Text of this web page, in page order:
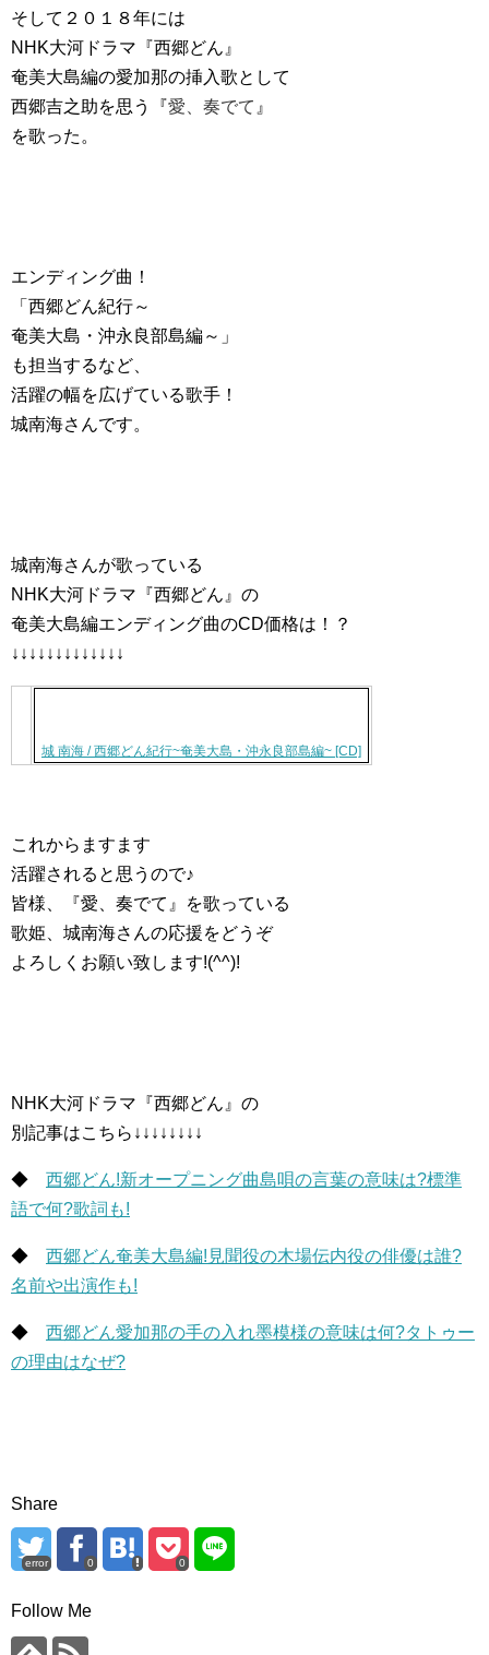
そして２０１８年には
NHK大河ドラマ『西郷どん』
奄美大島編の愛加那の挿入歌として
西郷吉之助を思う『愛、奏でて 』
を歌った。
エンディング曲！
「西郷どん紀行～
奄美大島・沖永良部島編～」
も担当するなど、
活躍の幅を広げている歌手！
城南海さんです。
城南海さんが歌っている
NHK大河ドラマ『西郷どん』の
奄美大島編エンディング曲のCD価格は！？
↓↓↓↓↓↓↓↓↓↓↓↓↓
城 南海 / 西郷どん紀行~奄美大島・沖永良部島編~ [CD]
これからますます
活躍されると思うので♪
皆様、『愛、奏でて』を歌っている
歌姫、城南海さんの応援をどうぞ
よろしくお願い致します!(^^)!
NHK大河ドラマ『西郷どん』の
別記事はこちら↓↓↓↓↓↓↓↓
◆ 西郷どん!新オープニング曲島唄の言葉の意味は?標準
語で何?歌詞も!
◆ 西郷どん奄美大島編!見聞役の木場伝内役の俳優は誰?
名前や出演作も!
◆ 西郷どん愛加那の手の入れ墨模様の意味は何?タトゥー
の理由はなぜ?
Share
error 0 0
Follow Me